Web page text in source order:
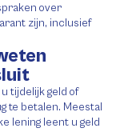
over
zijn, inclusief
tijdelijk geld of
te betalen. Meestal
lening leent u geld